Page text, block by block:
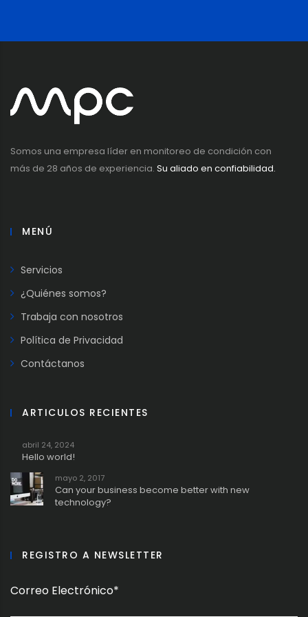
Somos una empresa líder en monitoreo de condición con
más de 28 años de experiencia. Su aliado en confiabilidad.
MENÚ
Servicios
¿Quiénes somos?
Trabaja con nosotros
Política de Privacidad
Contáctanos
ARTICULOS RECIENTES
Hello world!
abril 24, 2024
Can your business become better with new
technology?
mayo 2, 2017
REGISTRO A NEWSLETTER
Correo Electrónico*